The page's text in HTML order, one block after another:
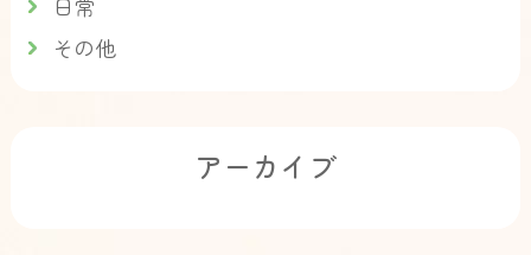
その他
アーカイブ